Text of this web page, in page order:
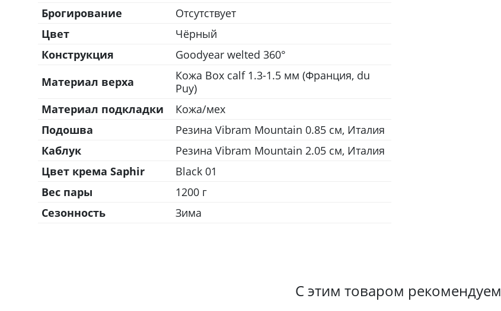
Брогирование
Отсутствует
Цвет
Чёрный
Конструкция
Goodyear welted 360°
Материал верха
Кожа Box calf 1.3-1.5 мм (Франция, du
Puy)
Материал подкладки
Кожа/мех
Подошва
Резина Vibram Mountain 0.85 см, Италия
Каблук
Резина Vibram Mountain 2.05 см, Италия
Цвет крема Saphir
Black 01
Вес пары
1200 г
Сезонность
Зима
С этим товаром рекомендуем